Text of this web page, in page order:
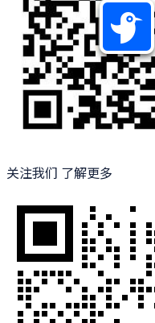
关注我们 了解更多